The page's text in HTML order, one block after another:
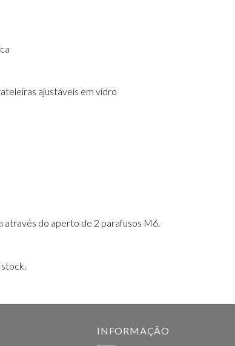
ajustáveis em vidro
através do aperto de 2 parafusos M6.
INFORMAÇÃO